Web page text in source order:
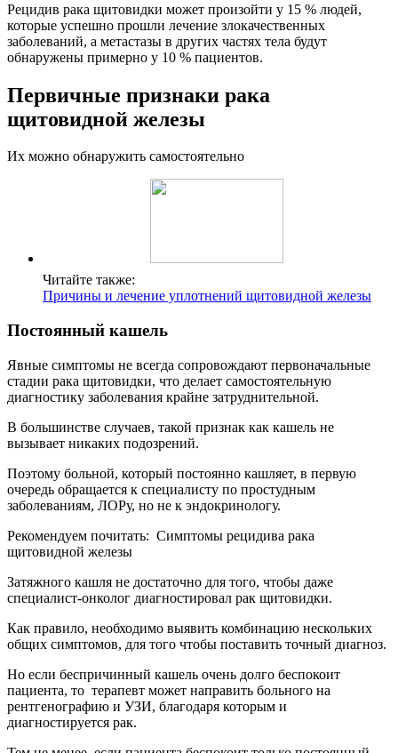
Рецидив рака щитовидки может произойти у 15 % людей,
которые успешно прошли лечение злокачественных
заболеваний, а метастазы в других частях тела будут
обнаружены примерно у 10 % пациентов.
Первичные признаки рака
щитовидной железы
Их можно обнаружить самостоятельно
Читайте также:
Причины и лечение уплотнений щитовидной железы
Постоянный кашель
Явные симптомы не всегда сопровождают первоначальные
стадии рака щитовидки, что делает самостоятельную
диагностику заболевания крайне затруднительной.
В большинстве случаев, такой признак как кашель не
вызывает никаких подозрений.
Поэтому больной, который постоянно кашляет, в первую
очередь обращается к специалисту по простудным
заболеваниям, ЛОРу, но не к эндокринологу.
Рекомендуем почитать: Симптомы рецидива рака
щитовидной железы
Затяжного кашля не достаточно для того, чтобы даже
специалист-онколог диагностировал рак щитовидки.
Как правило, необходимо выявить комбинацию нескольких
общих симптомов, для того чтобы поставить точный диагноз.
Но если беспричинный кашель очень долго беспокоит
пациента, то терапевт может направить больного на
рентгенографию и УЗИ, благодаря которым и
диагностируется рак.